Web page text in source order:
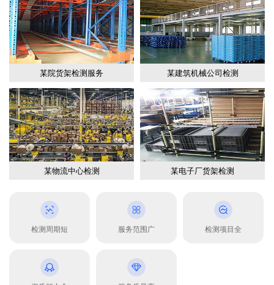
某院货架检测服务 某建筑机械公司检测
某物流中心检测 某电子厂货架检测
检测周期短 服务范围广 检测项目全